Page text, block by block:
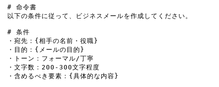
# 命令書
以下の条件に従って、ビジネスメールを作成してください。
# 条件
・宛先：{相手の名前・役職}
・目的：{メールの目的}
・トーン：フォーマル/丁寧
・文字数：200-300文字程度
・含めるべき要素：{具体的な内容}